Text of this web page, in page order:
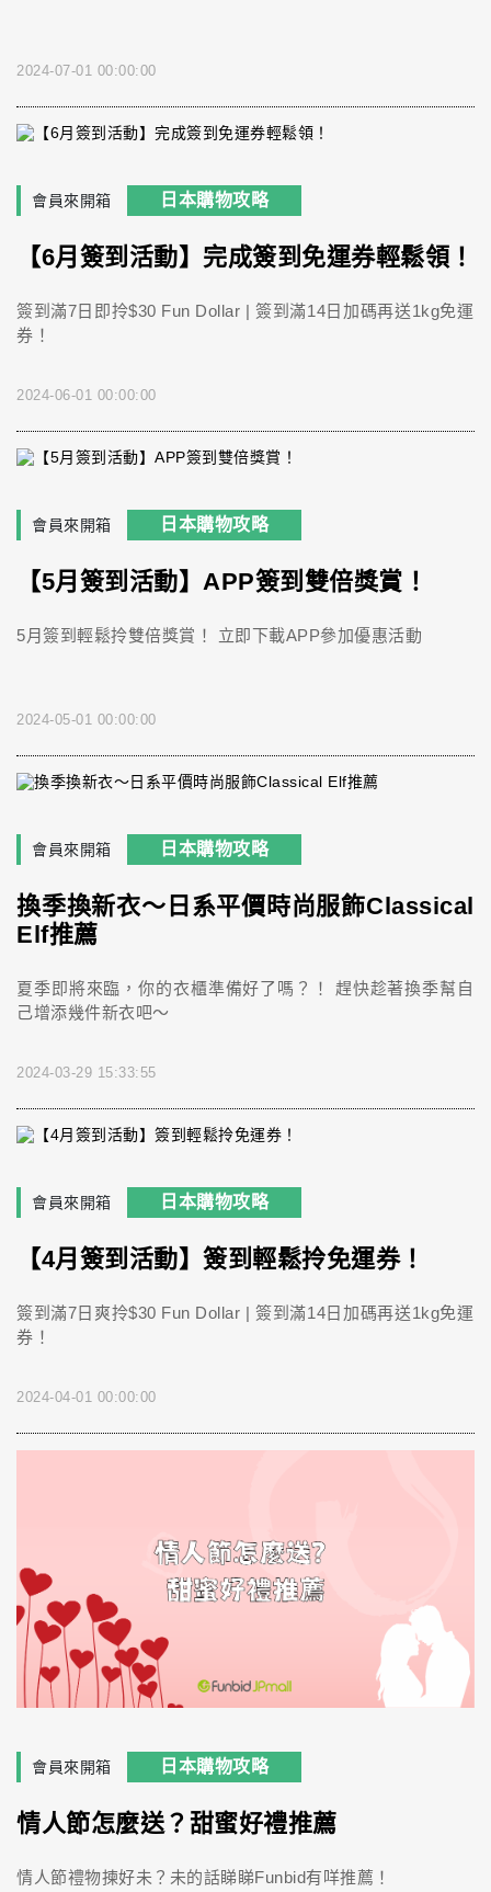
2024-07-01 00:00:00
會員來開箱 日本購物攻略
【6月簽到活動】完成簽到免運券輕鬆領！
簽到滿7日即拎$30 Fun Dollar | 簽到滿14日加碼再送1kg免運
券！
2024-06-01 00:00:00
會員來開箱 日本購物攻略
【5月簽到活動】APP簽到雙倍獎賞！
5月簽到輕鬆拎雙倍獎賞！ 立即下載APP參加優惠活動
2024-05-01 00:00:00
會員來開箱 日本購物攻略
換季換新衣～日系平價時尚服飾Classical
Elf推薦
夏季即將來臨，你的衣櫃準備好了嗎？！ 趕快趁著換季幫自
己增添幾件新衣吧～
2024-03-29 15:33:55
會員來開箱 日本購物攻略
【4月簽到活動】簽到輕鬆拎免運券！
簽到滿7日爽拎$30 Fun Dollar | 簽到滿14日加碼再送1kg免運
券！
2024-04-01 00:00:00
會員來開箱 日本購物攻略
情人節怎麼送？甜蜜好禮推薦
情人節禮物揀好未？未的話睇睇Funbid有咩推薦！